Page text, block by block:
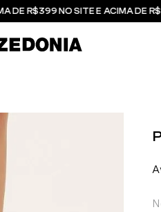
DE R$399 NO SITE E ACIMA DE